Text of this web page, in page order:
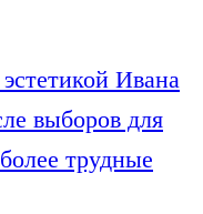
Ивана
выборов для
трудные